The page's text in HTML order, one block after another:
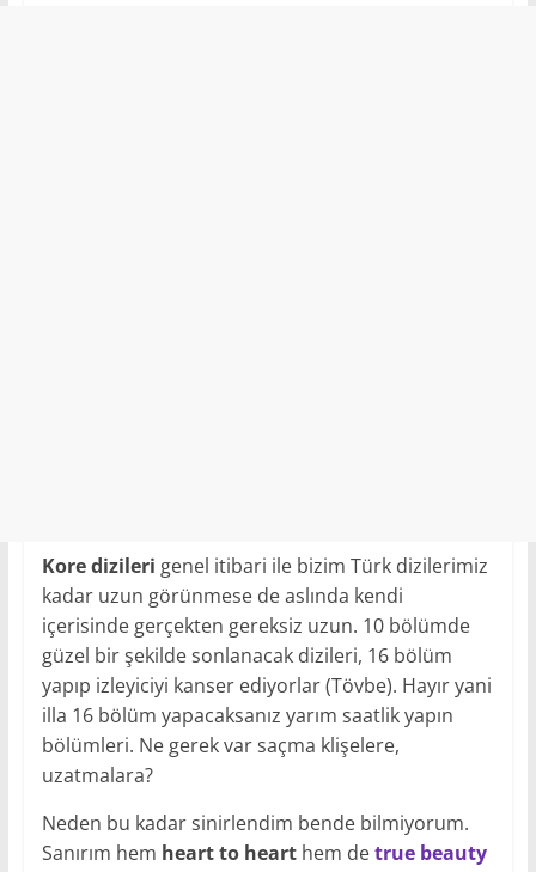
Kore dizileri genel itibari ile bizim Türk dizilerimiz
kadar uzun görünmese de aslında kendi
içerisinde gerçekten gereksiz uzun. 10 bölümde
güzel bir şekilde sonlanacak dizileri, 16 bölüm
yapıp izleyiciyi kanser ediyorlar (Tövbe). Hayır yani
illa 16 bölüm yapacaksanız yarım saatlik yapın
bölümleri. Ne gerek var saçma klişelere,
uzatmalara?
Neden bu kadar sinirlendim bende bilmiyorum.
Sanırım hem heart to hearthem detrue beauty